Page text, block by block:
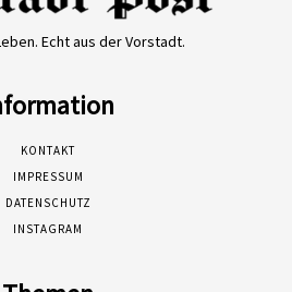
Echt aus der Vorstadt.
KONTAKT
IMPRESSUM
DATENSCHUTZ
INSTAGRAM